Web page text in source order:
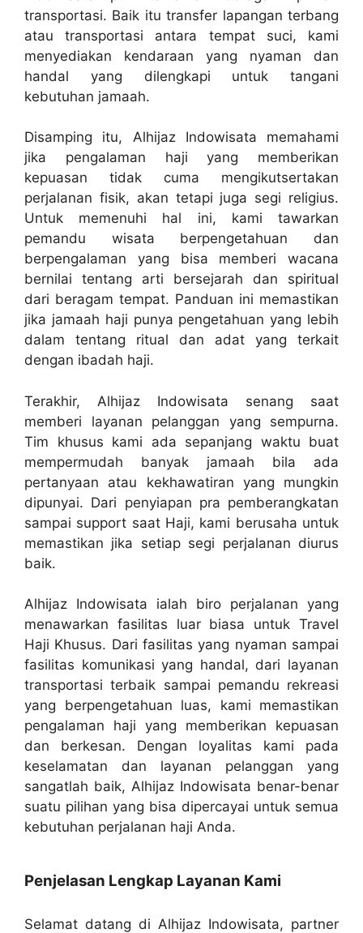
transportasi. Baik itu transfer lapangan terbang
atau transportasi antara tempat suci, kami
menyediakan kendaraan yang nyaman dan
handal yang dilengkapi untuk tangani
kebutuhan jamaah.
Disamping itu, Alhijaz Indowisata memahami
jika pengalaman haji yang memberikan
kepuasan tidak cuma mengikutsertakan
perjalanan fisik, akan tetapi juga segi religius.
Untuk memenuhi hal ini, kami tawarkan
pemandu wisata berpengetahuan dan
berpengalaman yang bisa memberi wacana
bernilai tentang arti bersejarah dan spiritual
dari beragam tempat. Panduan ini memastikan
jika jamaah haji punya pengetahuan yang lebih
dalam tentang ritual dan adat yang terkait
dengan ibadah haji.
Terakhir, Alhijaz Indowisata senang saat
memberi layanan pelanggan yang sempurna.
Tim khusus kami ada sepanjang waktu buat
mempermudah banyak jamaah bila ada
pertanyaan atau kekhawatiran yang mungkin
dipunyai. Dari penyiapan pra pemberangkatan
sampai support saat Haji, kami berusaha untuk
memastikan jika setiap segi perjalanan diurus
baik.
Alhijaz Indowisata ialah biro perjalanan yang
menawarkan fasilitas luar biasa untuk Travel
Haji Khusus. Dari fasilitas yang nyaman sampai
fasilitas komunikasi yang handal, dari layanan
transportasi terbaik sampai pemandu rekreasi
yang berpengetahuan luas, kami memastikan
pengalaman haji yang memberikan kepuasan
dan berkesan. Dengan loyalitas kami pada
keselamatan dan layanan pelanggan yang
sangatlah baik, Alhijaz Indowisata benar-benar
suatu pilihan yang bisa dipercayai untuk semua
kebutuhan perjalanan haji Anda.
Penjelasan Lengkap Layanan Kami
Selamat datang di Alhijaz Indowisata, partner